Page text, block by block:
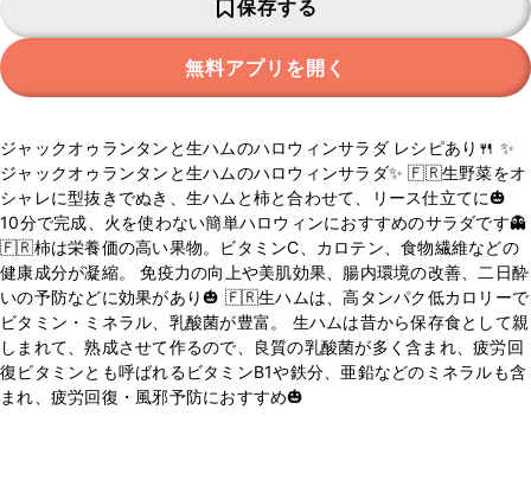
保存する
無料アプリを開く
ジャックオゥランタンと生ハムのハロウィンサラダ レシピあり🍴 ✨
ジャックオゥランタンと生ハムのハロウィンサラダ✨ 🇫🇷生野菜をオ
シャレに型抜きでぬき、生ハムと柿と合わせて、リース仕立てに🎃
10分で完成、火を使わない簡単ハロウィンにおすすめのサラダです👻
🇫🇷柿は栄養価の高い果物。ビタミンC、カロテン、食物繊維などの
健康成分が凝縮。 免疫力の向上や美肌効果、腸内環境の改善、二日酔
いの予防などに効果があり🎃 🇫🇷生ハムは、高タンパク低カロリーで
ビタミン・ミネラル、乳酸菌が豊富。 生ハムは昔から保存食として親
しまれて、熟成させて作るので、良質の乳酸菌が多く含まれ、疲労回
復ビタミンとも呼ばれるビタミンB1や鉄分、亜鉛などのミネラルも含
まれ、疲労回復・風邪予防におすすめ🎃